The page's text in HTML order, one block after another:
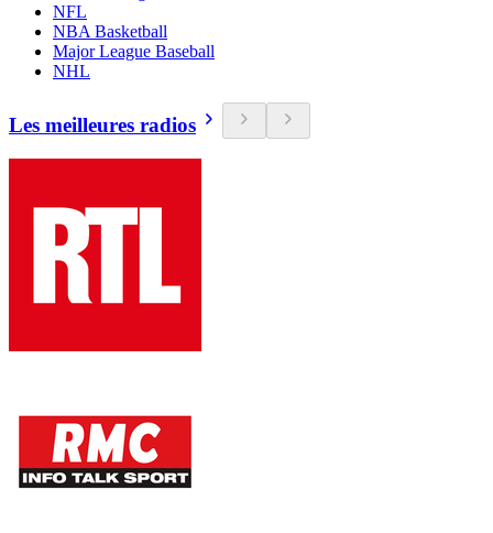
NFL
NBA Basketball
Major League Baseball
NHL
Les meilleures radios